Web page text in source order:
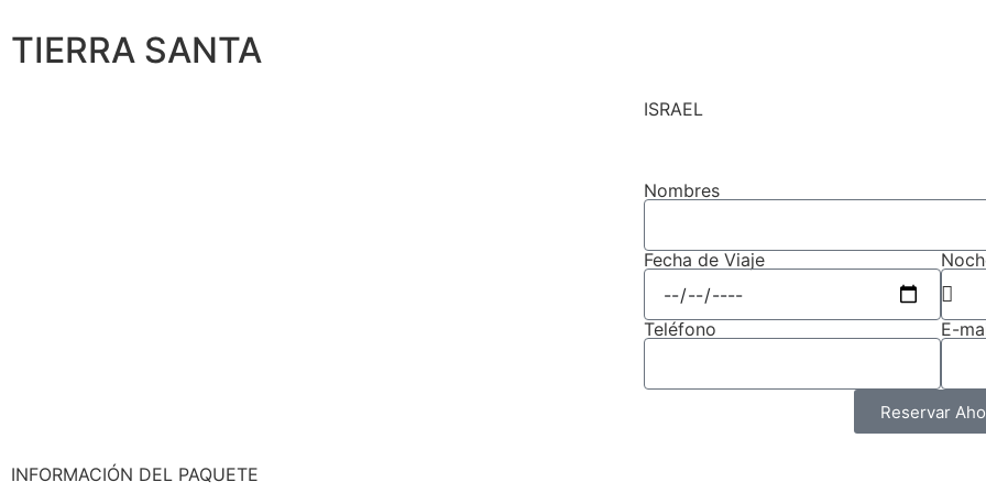
TIERRA SANTA
ISRAEL
Nombres
Fecha de Viaje
Teléfono E-
Reservar
INFORMACIÓN DEL PAQUETE